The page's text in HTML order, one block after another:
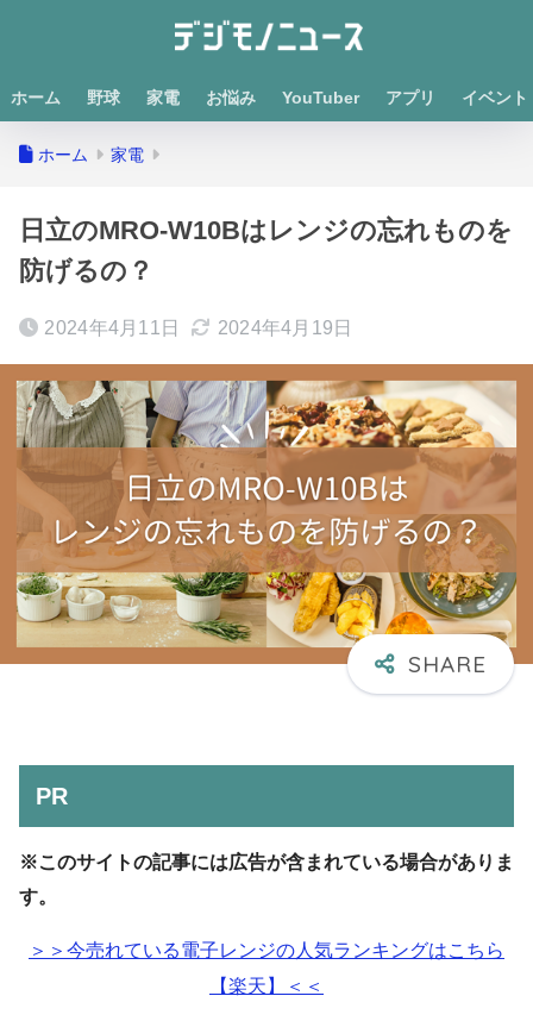
ホーム 野球 家電 お悩み YouTuber アプリ イベント
ホーム 家電
日立のMRO-W10Bはレンジの忘れものを
防げるの？
2024年4月11日 2024年4月19日
PR
※このサイトの記事には広告が含まれている場合がありま
す。
＞＞今売れている電子レンジの人気ランキングはこちら
【楽天】＜＜